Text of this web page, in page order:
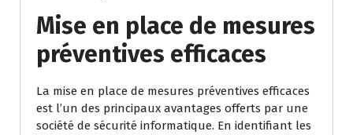
Mise en place de mesures
préventives efficaces
La mise en place de mesures préventives efficaces
est l’un des principaux avantages offerts par une
société de sécurité informatique. En identifiant les